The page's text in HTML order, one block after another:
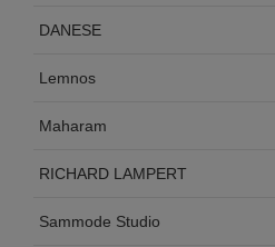
DANESE
Lemnos
Maharam
RICHARD LAMPERT
Sammode Studio